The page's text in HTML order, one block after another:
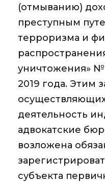
(отмыванию)
преступным
терроризма и
уничтожения» №
2019 года. Этим
деятельность
адвокатские
возложена
субъекта